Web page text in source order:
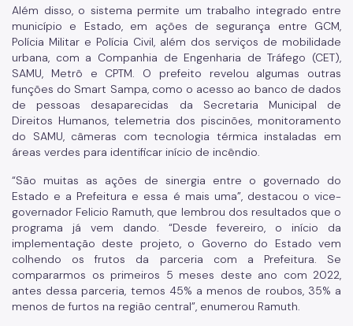
Além disso, o sistema permite um trabalho integrado entre
município e Estado, em ações de segurança entre GCM,
Polícia Militar e Polícia Civil, além dos serviços de mobilidade
urbana, com a Companhia de Engenharia de Tráfego (CET),
SAMU, Metrô e CPTM. O prefeito revelou algumas outras
funções do Smart Sampa, como o acesso ao banco de dados
de pessoas desaparecidas da Secretaria Municipal de
Direitos Humanos, telemetria dos piscinões, monitoramento
do SAMU, câmeras com tecnologia térmica instaladas em
áreas verdes para identificar início de incêndio.
“São muitas as ações de sinergia entre o governado do
Estado e a Prefeitura e essa é mais uma”, destacou o vice-
governador Felicio Ramuth, que lembrou dos resultados que o
programa já vem dando. “Desde fevereiro, o início da
implementação deste projeto, o Governo do Estado vem
colhendo os frutos da parceria com a Prefeitura. Se
compararmos os primeiros 5 meses deste ano com 2022,
antes dessa parceria, temos 45% a menos de roubos, 35% a
menos de furtos na região central”, enumerou Ramuth.